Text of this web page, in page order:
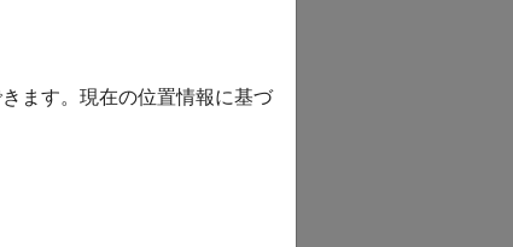
ます。現在の位置情報に基づ